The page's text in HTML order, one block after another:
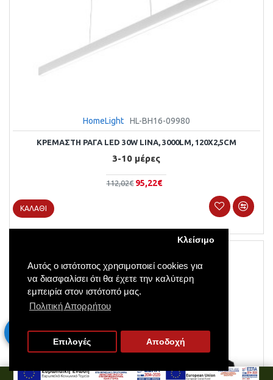
Αυτός ο ιστότοπος χρησιμοποιεί cookies για
να διασφαλίσει ότι θα έχετε την καλύτερη
εμπειρία στον ιστότοπό μας.
Πολιτική Απορρήτου
Κλείσιμο
Επιλογές Αποδοχή
HomeLight HL-BH16-09980
ΚΡΕΜΑΣΤΉ ΡΆΓΑ LED 30W LINA, 3000LM, 120X2,5CM
3-10 μέρες
112,02€ 95,22€
ΚΑΛΆΘΙ